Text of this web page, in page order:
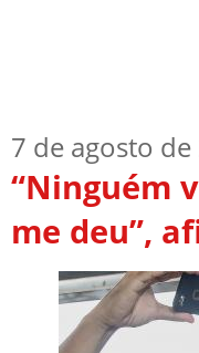
7 de agosto de
“Ninguém
me deu”,